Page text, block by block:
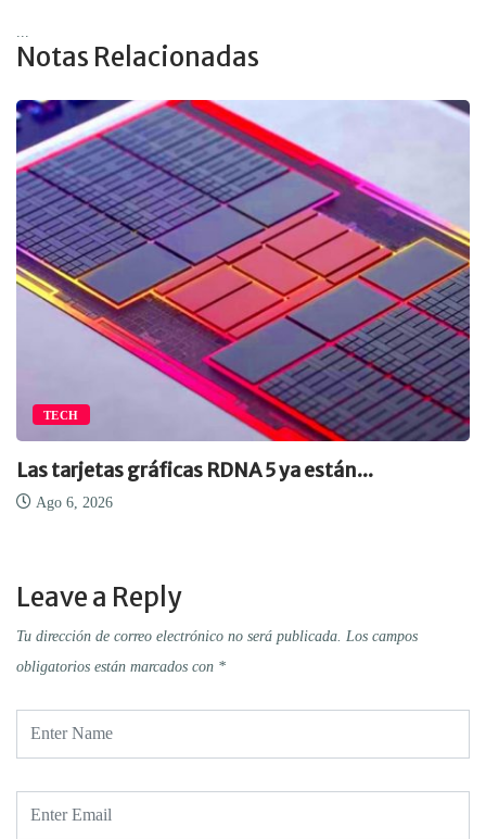
Notas Relacionadas
TECH
Las tarjetas gráficas RDNA 5 ya están...
Ago 6, 2026
Leave a Reply
Tu dirección de correo electrónico no será publicada. Los campos
obligatorios están marcados con *